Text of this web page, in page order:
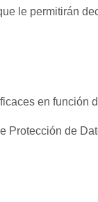
le permitirán
en función
Protección de